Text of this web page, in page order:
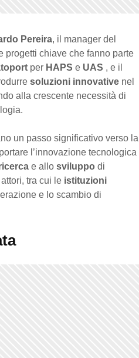
Pereira, il manager del
progetti chiave che fanno parte
per HAPS e UAS , e il
soluzioni innovative nel
alla crescente necessità di
un passo significativo verso la
l’innovazione tecnologica
e allo sviluppo di
tra cui le istituzioni
e lo scambio di